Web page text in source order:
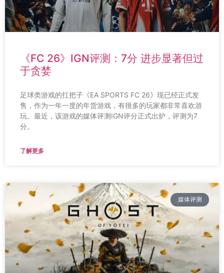
《FC 26》IGN评测：7分 进步显著但过
于贪婪
足球类游戏的扛把子《EA SPORTS FC 26》现已经正式发
售，作为一年一度的年货游戏，有很多的玩家都非常喜欢游
玩。最近，该游戏的媒体评测IGN评分正式出炉，评测为7
分。
了解更多
媒体评测